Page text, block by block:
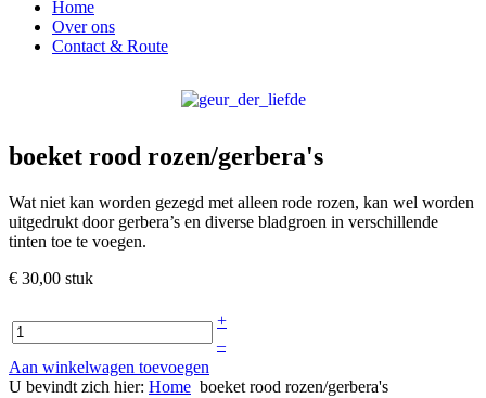
Home
Over ons
Contact & Route
boeket rood rozen/gerbera's
Wat niet kan worden gezegd met alleen rode rozen, kan wel worden
uitgedrukt door gerbera’s en diverse bladgroen in verschillende
tinten toe te voegen.
€ 30,00 stuk
+
–
Aan winkelwagen toevoegen
U bevindt zich hier: Home boeket rood rozen/gerbera's